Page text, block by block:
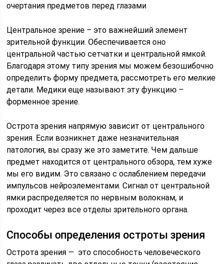
очертания предметов перед глазами
Центральное зрение – это важнейший элемент
зрительной функции. Обеспечивается оно
центральной частью сетчатки и центральной ямкой.
Благодаря этому типу зрения мы можем безошибочно
определить форму предмета, рассмотреть его мелкие
детали. Медики еще называют эту функцию –
форменное зрение.
Острота зрения напрямую зависит от центрального
зрения. Если возникнет даже незначительная
патология, вы сразу же это заметите. Чем дальше
предмет находится от центрального обзора, тем хуже
мы его видим. Это связано с ослаблением передачи
импульсов нейроэлементами. Сигнал от центральной
ямки распределяется по нервным волокнам, и
проходит через все отделы зрительного органа.
Способы определения остроты зрения
Острота зрения — это способность человеческого